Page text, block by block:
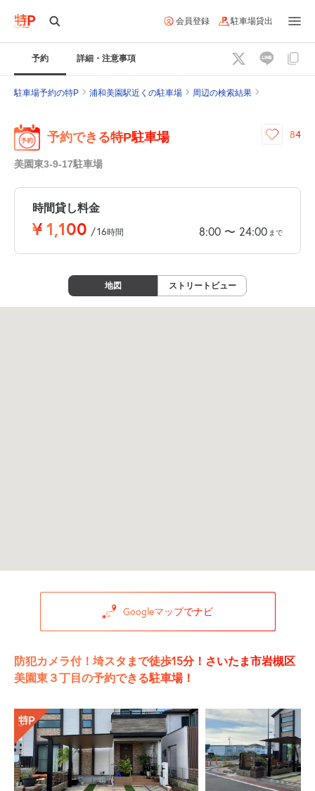
会員登録 駐車場貸出
予約 詳細・注意事項
駐車場予約の特P 浦和美園駅近くの駐車場 周辺の検索結果
予約できる特P駐車場
美園東3-9-17駐車場
84
時間貸し料金
¥1,100 /16時間 8:00 〜 24:00 まで
地図 ストリートビュー
Googleマップでナビ
防犯カメラ付！埼スタまで徒歩15分！さいたま市岩槻区
美園東３丁目の予約できる駐車場！